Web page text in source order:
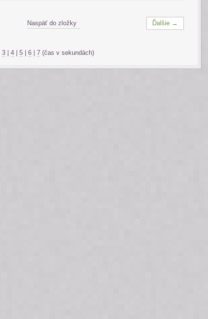
Ďalšie →
Naspäť do zložky
3 4 5 6 7 (čas v sekundách)